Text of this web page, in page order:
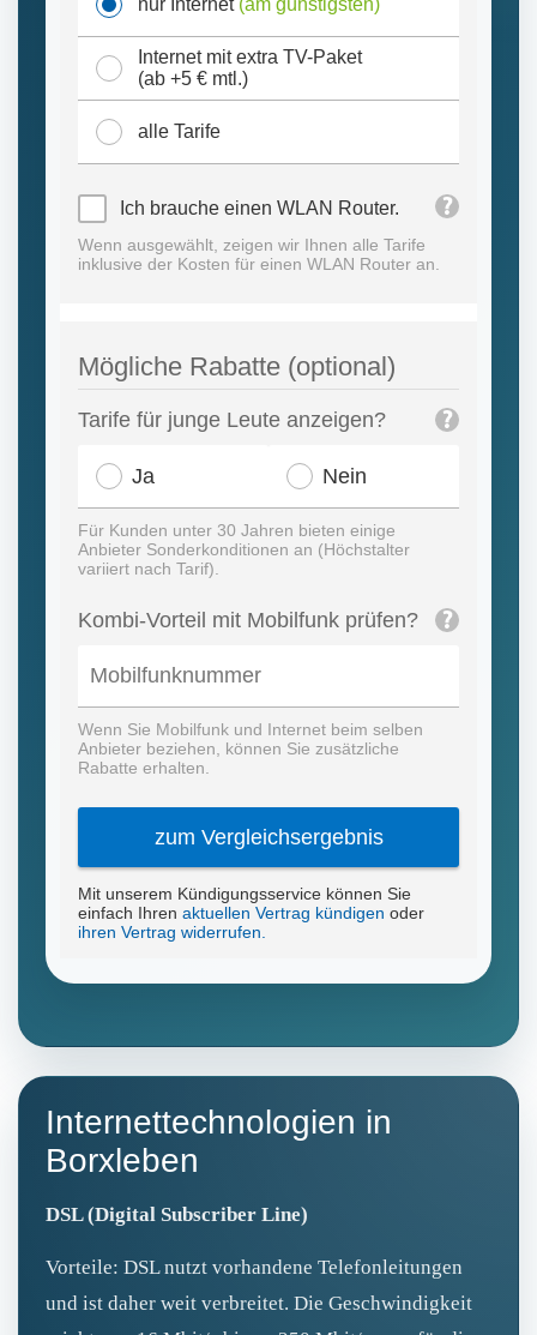
Internettechnologien in
Borxleben
DSL (Digital Subscriber Line)
Vorteile: DSL nutzt vorhandene Telefonleitungen
und ist daher weit verbreitet. Die Geschwindigkeit